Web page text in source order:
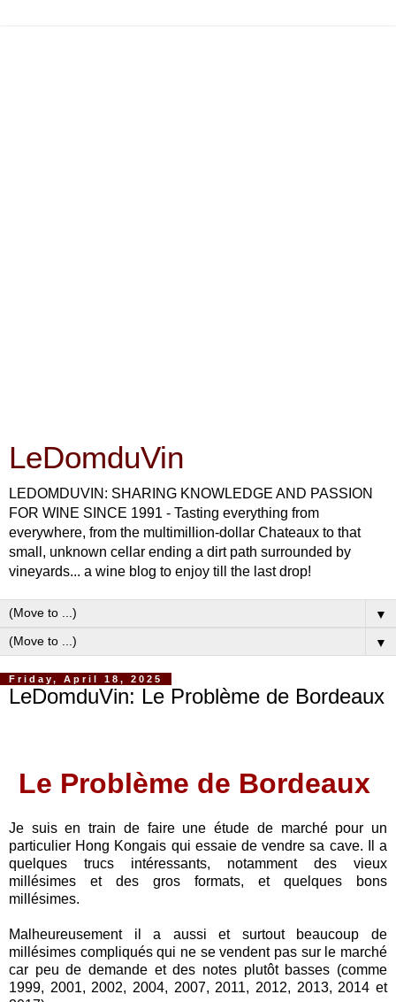
LeDomduVin
LEDOMDUVIN: SHARING KNOWLEDGE AND PASSION
FOR WINE SINCE 1991 - Tasting everything from
everywhere, from the multimillion-dollar Chateaux to that
small, unknown cellar ending a dirt path surrounded by
vineyards... a wine blog to enjoy till the last drop!
▼
▼
Friday, April 18, 2025
LeDomduVin: Le Problème de Bordeaux
Le Problème de Bordeaux
Je suis en train de faire une étude de marché pour un
particulier Hong Kongais qui essaie de vendre sa cave. Il a
quelques trucs intéressants, notamment des vieux
millésimes et des gros formats, et quelques bons
millésimes.
Malheureusement il a aussi et surtout beaucoup de
millésimes compliqués qui ne se vendent pas sur le marché
car peu de demande et des notes plutôt basses (comme
1999, 2001, 2002, 2004, 2007, 2011, 2012, 2013, 2014 et